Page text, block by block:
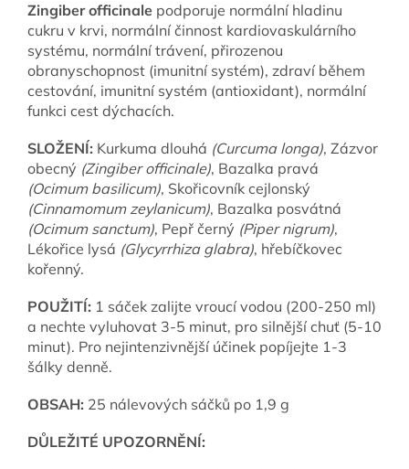
Zingiber officinale podporuje normální hladinu
cukru v krvi, normální činnost kardiovaskulárního
systému, normální trávení, přirozenou
obranyschopnost (imunitní systém), zdraví během
cestování, imunitní systém (antioxidant), normální
funkci cest dýchacích.
SLOŽENÍ: Kurkuma dlouhá (Curcuma longa), Zázvor
obecný (Zingiber officinale), Bazalka pravá
(Ocimum basilicum), Skořicovník cejlonský
(Cinnamomum zeylanicum), Bazalka posvátná
(Ocimum sanctum), Pepř černý (Piper nigrum),
Lékořice lysá (Glycyrrhiza glabra), hřebíčkovec
kořenný.
POUŽITÍ: 1 sáček zalijte vroucí vodou (200-250 ml)
a nechte vyluhovat 3-5 minut, pro silnější chuť (5-10
minut). Pro nejintenzivnější účinek popíjejte 1-3
šálky denně.
OBSAH: 25 nálevových sáčků po 1,9 g
DŮLEŽITÉ UPOZORNĚNÍ: